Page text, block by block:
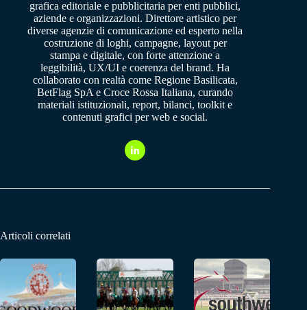
grafica editoriale e pubblicitaria per enti pubblici,
aziende e organizzazioni. Direttore artistico per
diverse agenzie di comunicazione ed esperto nella
costruzione di loghi, campagne, layout per
stampa e digitale, con forte attenzione a
leggibilità, UX/UI e coerenza del brand. Ha
collaborato con realtà come Regione Basilicata,
BetFlag SpA e Croce Rossa Italiana, curando
materiali istituzionali, report, bilanci, toolkit e
contenuti grafici per web e social.
Articoli correlati